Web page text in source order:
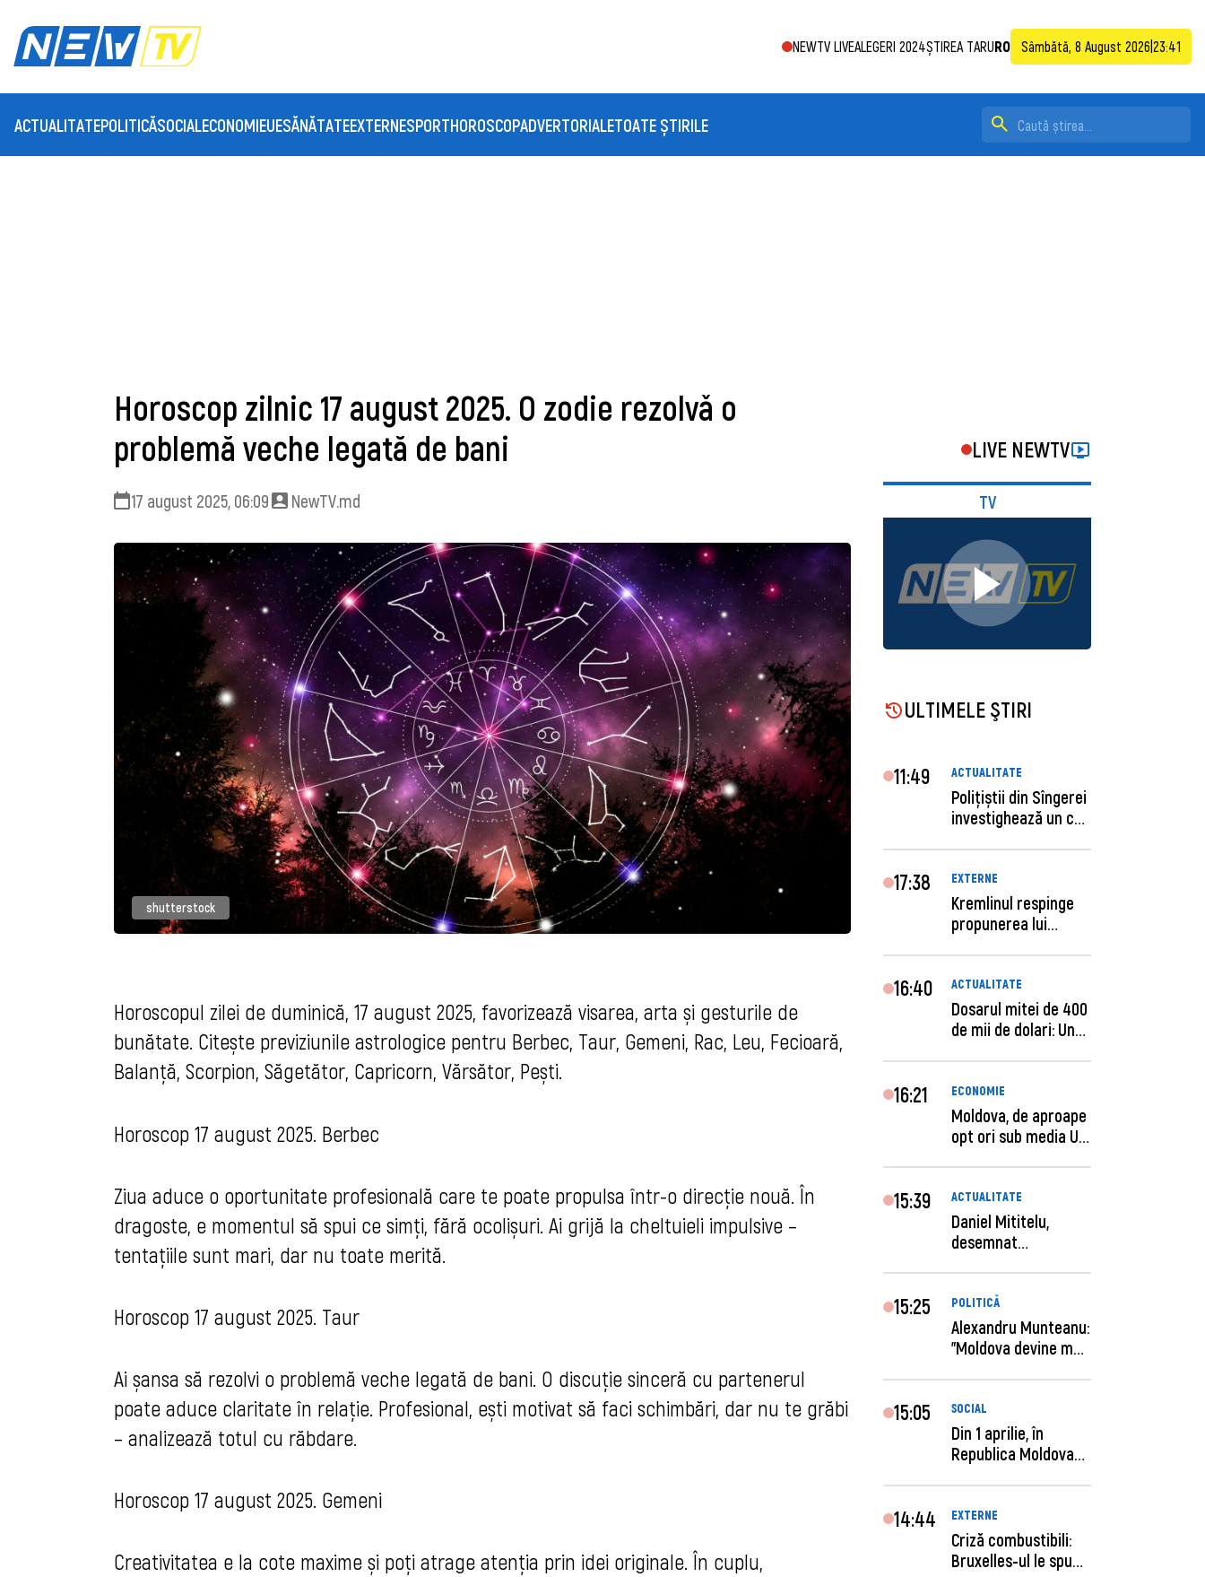
NEWTV LIVEALEGERI 2024ȘTIREA TARURO Sâmbătă, 8 August 2026 23:41
ACTUALITATEPOLITICĂSOCIAL ECONOMIEUESĂNĂTATEEXTERNESPORTHOROSCOPADVERTORIALETOATE ȘTIRILE
Horoscop zilnic 17 august 2025. O zodie rezolvǎ o
problemă veche legată de bani
17 august 2025, 06:09 NewTV.md
shutterstock
Horoscopul zilei de duminică, 17 august 2025, favorizează visarea, arta și gesturile de
bunătate. Citește previziunile astrologice pentru Berbec, Taur, Gemeni, Rac, Leu, Fecioară,
Balanță, Scorpion, Săgetător, Capricorn, Vărsător, Pești.
Horoscop 17 august 2025. Berbec
Ziua aduce o oportunitate profesională care te poate propulsa într-o direcție nouă. În
dragoste, e momentul să spui ce simți, fără ocolișuri. Ai grijă la cheltuieli impulsive –
tentațiile sunt mari, dar nu toate merită.
Horoscop 17 august 2025. Taur
Ai șansa să rezolvi o problemă veche legată de bani. O discuție sinceră cu partenerul
poate aduce claritate în relație. Profesional, ești motivat să faci schimbări, dar nu te grăbi
– analizează totul cu răbdare.
Horoscop 17 august 2025. Gemeni
Creativitatea e la cote maxime și poți atrage atenția prin idei originale. În cuplu,
LIVE NEWTV
TV
ULTIMELE ŞTIRI
11:49 ACTUALITATE
Polițiștii din Sîngerei
investighează un caz
17:38 EXTERNE
Kremlinul respinge
propunerea lui
16:40 ACTUALITATE
Dosarul mitei de 400
de mii de dolari: Un
16:21 ECONOMIE
Moldova, de aproape
opt ori sub media UE
15:39 ACTUALITATE
Daniel Mititelu,
desemnat
15:25 POLITICĂ
Alexandru Munteanu:
"Moldova devine mai
15:05 SOCIAL
Din 1 aprilie, în
Republica Moldova
14:44 EXTERNE
Criză combustibili:
Bruxelles-ul le spune